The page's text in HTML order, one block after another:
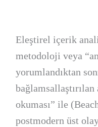
Eleştirel içerik
metodoloji veya
yorumlandıktan
bağlamsallaştırılan
okuması” ile
postmodern üst